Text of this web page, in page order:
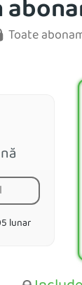
Toate
lunar